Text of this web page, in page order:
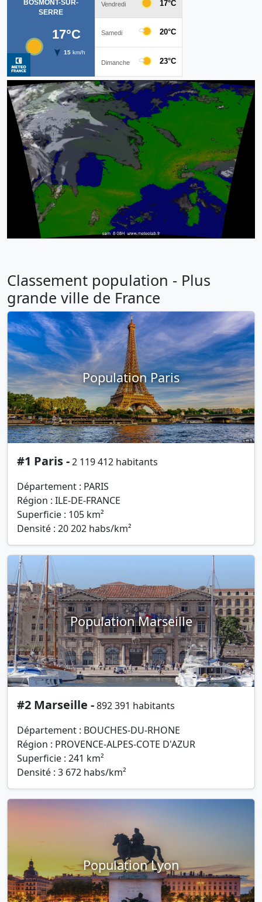
Classement population - Plus
grande ville de France
Population Paris
#1 Paris -2 119 412 habitants
Département : PARIS
Région : ILE-DE-FRANCE
Superficie : 105 km²
Densité : 20 202 habs/km²
Population Marseille
#2 Marseille -892 391 habitants
Département : BOUCHES-DU-RHONE
Région : PROVENCE-ALPES-COTE D'AZUR
Superficie : 241 km²
Densité : 3 672 habs/km²
Population Lyon